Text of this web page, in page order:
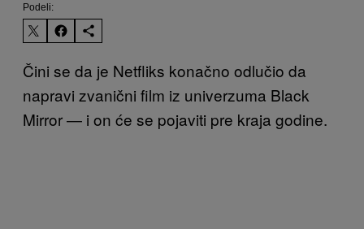
Podeli:
Čini se da je Netfliks konačno odlučio da
napravi zvanični film iz univerzuma Black
Mirror — i on će se pojaviti pre kraja godine.